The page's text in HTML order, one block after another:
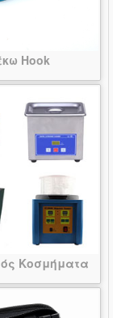
Hook
Κοσμήματα